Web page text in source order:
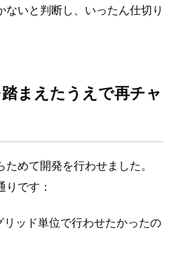
いと判断し、いったん仕切り
まえたうえで再チャ
めて開発を行わせました。
です：
ッド単位で行わせたかったの